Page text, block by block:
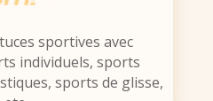
sportives avec
individuels, sports
sports de glisse,